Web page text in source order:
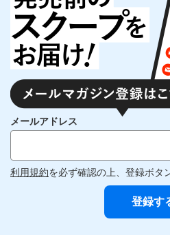
メールアドレス
利用規約を必ず確認の上、登録ボタ